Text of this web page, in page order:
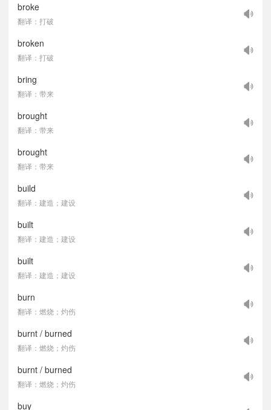
broke
翻译：打破
broken
翻译：打破
bring
翻译：带来
brought
翻译：带来
brought
翻译：带来
build
翻译：建造；建设
built
翻译：建造；建设
built
翻译：建造；建设
burn
翻译：燃烧；灼伤
burnt / burned
翻译：燃烧；灼伤
burnt / burned
翻译：燃烧；灼伤
buy